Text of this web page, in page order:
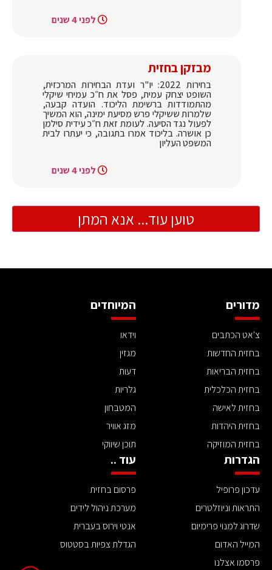
לפני 4 שנים
מבזקן בחזית
בחירות 2022: יו"ר ועדת הבחירות המרכזית,
השופט יצחק עמית, פסל את ח״כ עמיחי שיקלי
מהתמודדות ברשימת הליכוד. הועדה קבעה,
שלמרות ששיקלי פרש מסיעת ימינה, הוא המשיך
לפעול נגד הסיעה. לעומת זאת ח״כ עידית סילמן
כן אושרה. בליכוד אמרו בתגובה, כי יעתרו לבית
המשפט העליון
לפני 4 שנים
טוען עוד... אנא המתן
מדורים
צ'אט הכתבים
בחזית החדשות
בחזית הבריאות
בחזית הכלכלית
בחזית לאישה
בחזית היהדות
בחזית המוזיקה
המיוחדים
וידאו
מגזין
דעות
גלריות
המטבחון
מזג אוויר
תוכן שיווקי
הגדרות
עדכון פרופיל
התראות וניוזלטרים
שדרוג למנוי פרימיום
המייל האדום
פרסמו אצלנו
עוד ..
פרסום בחזית
מערכת ניהול לידים
אנטי וירוס בעברית
הגדלת צפיות בסטטוס